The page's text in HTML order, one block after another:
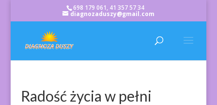
698 179 061, 41 357 57 34
diagnozaduszy@gmail.com
Radość życia w pełni